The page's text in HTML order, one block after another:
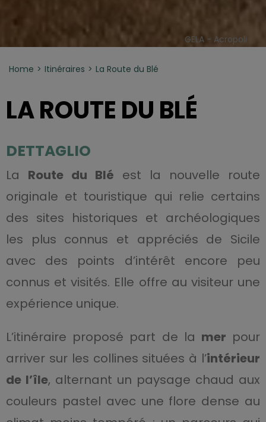
GELA - Acropoli
Home Itinéraires La Route du Blé
LA ROUTE DU BLÉ
DETTAGLIO
La Route du Blé est la nouvelle route
originale et touristique qui relie certains
des sites historiques et archéologiques
les plus connus et appréciés de Sicile
avec des points d’intérêt encore peu
connus et visités. Elle offre au visiteur une
expérience unique.
L’itinéraire proposé part de la mer pour
arriver sur les collines situées à l’intérieur
de l’île, alternant un paysage chaud aux
couleurs pastel avec une flore dense au